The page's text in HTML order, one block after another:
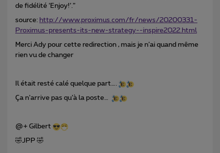
de fidélité ‘Enjoy!’.”
source: http://www.proximus.com/fr/news/20200331-
Proximus-presents-its-new-strategy--inspire2022.html
Merci Ady pour cette redirection , mais je n’ai quand même
rien vu de changer
Il était resté calé quelque part….
Ça n’arrive pas qu’à la poste…
@+ Gilbert
🤣JPP 🤣